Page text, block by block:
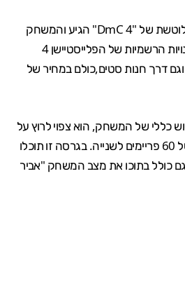
מועד השחרור לגרסה המלוטשת של "DmC 4" הגיע והמשחק
זמין לרכישה דיגיטלית בחנויות הרשמיות של הפלייסטיישן 4
חנות סטים,כולם במחיר של
כללי של המשחק, הוא צפוי לרוץ על
רזולוציית 1080P ובקצב של 60 פריימים לשנייה. בגרסה זו תוכלו
גם כולל בתוכו את מצב המשחק "אביר